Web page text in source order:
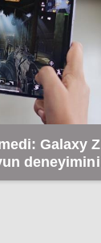
Galaxy Z
deneyimini